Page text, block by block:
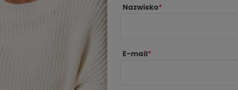
Nazwisko*
E-mail *